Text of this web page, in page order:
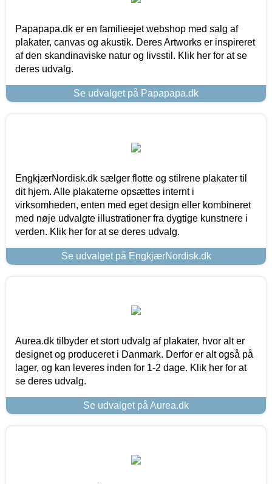
Papapapa.dk er en familieejet webshop med salg af
plakater, canvas og akustik. Deres Artworks er inspireret
af den skandinaviske natur og livsstil. Klik her for at se
deres udvalg.
Se udvalget på Papapapa.dk
EngkjærNordisk.dk sælger flotte og stilrene plakater til
dit hjem. Alle plakaterne opsættes internt i
virksomheden, enten med eget design eller kombineret
med nøje udvalgte illustrationer fra dygtige kunstnere i
verden. Klik her for at se deres udvalg.
Se udvalget på EngkjærNordisk.dk
Aurea.dk tilbyder et stort udvalg af plakater, hvor alt er
designet og produceret i Danmark. Derfor er alt også på
lager, og kan leveres inden for 1-2 dage. Klik her for at
se deres udvalg.
Se udvalget på Aurea.dk